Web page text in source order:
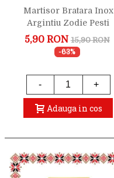
Martisor Bratara Inox
Argintiu Zodie Pesti
5,90 RON 15,90 RON
-63%
- +
Adauga in cos